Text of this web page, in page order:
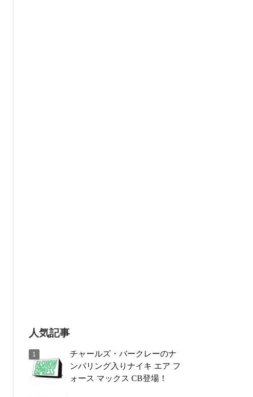
人気記事
チャールズ・バークレーのナ
ンバリング入りナイキ エア フ
ォース マックス CB登場！